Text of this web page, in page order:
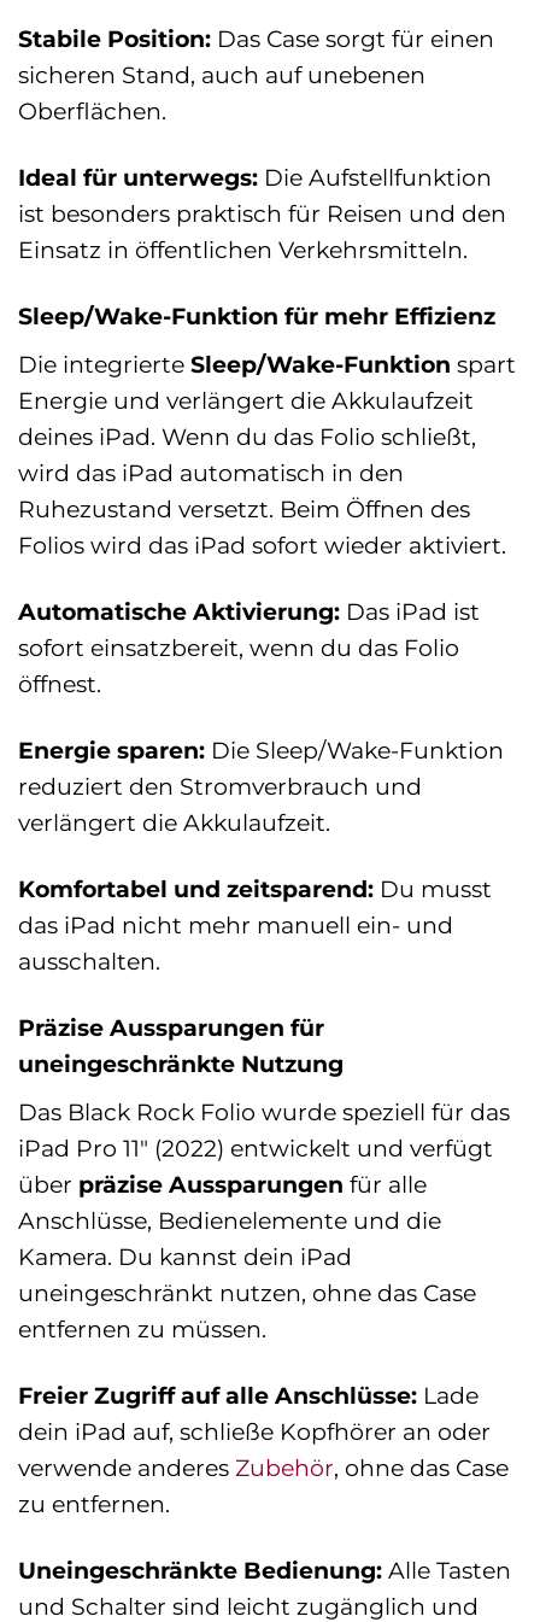
Stabile Position: Das Case sorgt für einen
sicheren Stand, auch auf unebenen
Oberflächen.
Ideal für unterwegs: Die Aufstellfunktion
ist besonders praktisch für Reisen und den
Einsatz in öffentlichen Verkehrsmitteln.
Sleep/Wake-Funktion für mehr Effizienz
Die integrierte Sleep/Wake-Funktion spart
Energie und verlängert die Akkulaufzeit
deines iPad. Wenn du das Folio schließt,
wird das iPad automatisch in den
Ruhezustand versetzt. Beim Öffnen des
Folios wird das iPad sofort wieder aktiviert.
Automatische Aktivierung: Das iPad ist
sofort einsatzbereit, wenn du das Folio
öffnest.
Energie sparen: Die Sleep/Wake-Funktion
reduziert den Stromverbrauch und
verlängert die Akkulaufzeit.
Komfortabel und zeitsparend: Du musst
das iPad nicht mehr manuell ein- und
ausschalten.
Präzise Aussparungen für
uneingeschränkte Nutzung
Das Black Rock Folio wurde speziell für das
iPad Pro 11″ (2022) entwickelt und verfügt
über präzise Aussparungen für alle
Anschlüsse, Bedienelemente und die
Kamera. Du kannst dein iPad
uneingeschränkt nutzen, ohne das Case
entfernen zu müssen.
Freier Zugriff auf alle Anschlüsse: Lade
dein iPad auf, schließe Kopfhörer an oder
verwende anderes Zubehör, ohne das Case
zu entfernen.
Uneingeschränkte Bedienung: Alle Tasten
und Schalter sind leicht zugänglich und